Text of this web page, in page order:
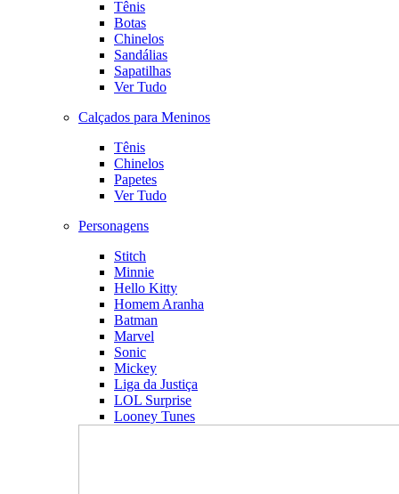
Tênis
Botas
Chinelos
Sandálias
Sapatilhas
Ver Tudo
Calçados para Meninos
Tênis
Chinelos
Papetes
Ver Tudo
Personagens
Stitch
Minnie
Hello Kitty
Homem Aranha
Batman
Marvel
Sonic
Mickey
Liga da Justiça
LOL Surprise
Looney Tunes